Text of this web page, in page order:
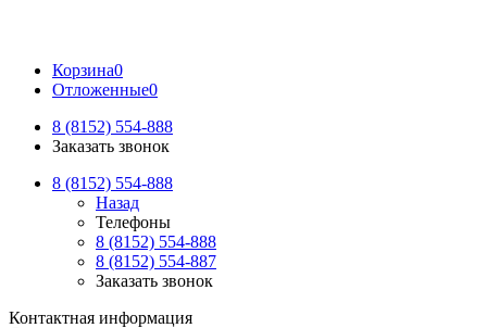
Корзина0
Отложенные0
8 (8152) 554-888
Заказать звонок
8 (8152) 554-888
Назад
Телефоны
8 (8152) 554-888
8 (8152) 554-887
Заказать звонок
Контактная информация